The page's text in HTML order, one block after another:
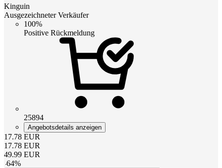
Kinguin
Ausgezeichneter Verkäufer
100%
Positive Rückmeldung
25894
Angebotsdetails anzeigen
17.78 EUR
17.78 EUR
49.99 EUR
-64%